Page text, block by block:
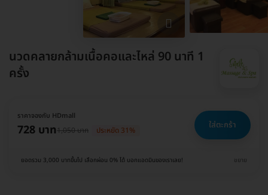
นวดคลายกล้ามเนื้อคอและไหล่ 90 นาที 1
ครั้ง
ราคาจองกับ HDmall
728 บาท1,050 บาท ประหยัด 31% ใส่ตะกร้า
ยอดรวม 3,000 บาทขึ้นไป เลือกผ่อน 0% ได้ บอกแอดมินของเราเลย! ขยาย